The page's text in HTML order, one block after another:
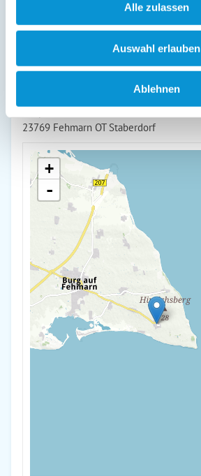
Alle zulassen
Auswahl erlauben
Ablehnen
23769 Fehmarn OT Staberdorf
+
-